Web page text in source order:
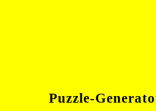
Puzzle-